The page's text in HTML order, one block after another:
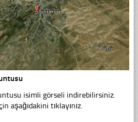
isimli görseli indirebilirsiniz.
aşağıdakini tıklayınız.